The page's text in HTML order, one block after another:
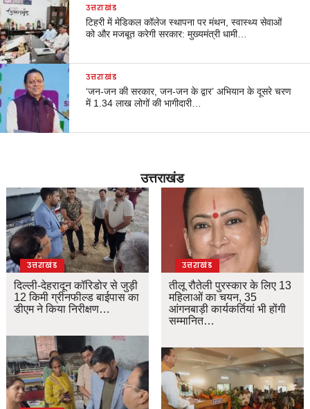
उत्तराखंड
टिहरी में मेडिकल कॉलेज स्थापना पर मंथन, स्वास्थ्य सेवाओं
को और मजबूत करेगी सरकार: मुख्यमंत्री धामी…
उत्तराखंड
‘जन-जन की सरकार, जन-जन के द्वार’ अभियान के दूसरे चरण
में 1.34 लाख लोगों की भागीदारी…
उत्तराखंड
उत्तराखंड
दिल्ली-देहरादून कॉरिडोर से जुड़ी
12 किमी ग्रीनफील्ड बाईपास का
डीएम ने किया निरीक्षण…
उत्तराखंड
तीलू रौतेली पुरस्कार के लिए 13
महिलाओं का चयन, 35
आंगनबाड़ी कार्यकर्तियां भी होंगी
सम्मानित…